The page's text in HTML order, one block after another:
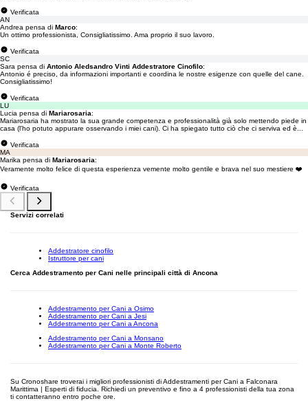
Verificata
AN
Andrea pensa di Marco:
Un ottimo professionista, Consigliatissimo. Ama proprio il suo lavoro.
Verificata
SC
Sara pensa di Antonio Aledsandro Vinti Addestratore Cinofilo:
Antonio é preciso, da informazioni importanti e coordina le nostre esigenze con quelle del cane.
Consigliatissimo!
Verificata
LU
Lucia pensa di Mariarosaria:
Mariarosaria ha mostrato la sua grande competenza e professionalità già solo mettendo piede in
casa (l'ho potuto appurare osservando i miei cani). Ci ha spiegato tutto ciò che ci serviva ed è...
Verificata
MA
Marika pensa di Mariarosaria:
Veramente molto felice di questa esperienza vemente molto gentile e brava nel suo mestiere ❤️
Verificata
Servizi correlati
Addestratore cinofilo
Istruttore per cani
Cerca Addestramento per Cani nelle principali città di Ancona
Addestramento per Cani a Osimo
Addestramento per Cani a Jesi
Addestramento per Cani a Ancona
Addestramento per Cani a Monsano
Addestramento per Cani a Monte Roberto
Su Cronoshare troverai i migliori professionisti di Addestramenti per Cani a Falconara
Marittima | Esperti di fiducia. Richiedi un preventivo e fino a 4 professionisti della tua zona
ti contatteranno entro poche ore.